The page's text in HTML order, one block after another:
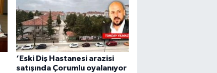
‘Eski Diş Hastanesi arazisi
satışında Çorumlu oyalanıyor